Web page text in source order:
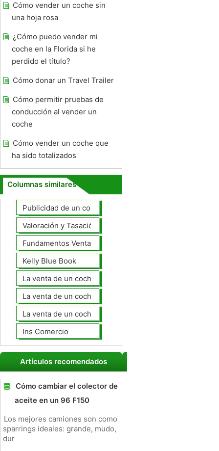
Cómo vender un coche sin
una hoja rosa
¿Cómo puedo vender mi
coche en la Florida si he
perdido el título?
Cómo donar un Travel Trailer
Cómo permitir pruebas de
conducción al vender un
coche
Cómo vender un coche que
ha sido totalizados
Columnas similares
Publicidad de un coche para la venta
Valoración y Tasación
Fundamentos Venta de coches
Kelly Blue Book
La venta de un coche en línea
La venta de un coche usted mismo
La venta de un coche a un taller de
Ins Comercio
Artículos recomendados
Cómo cambiar el colector de
aceite en un 96 F150
Los mejores camiones son como
sparrings ideales: grande, mudo,
dur